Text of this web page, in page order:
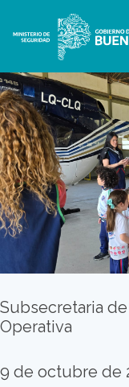
Subsecretaria
Operativa
9 de octubre de